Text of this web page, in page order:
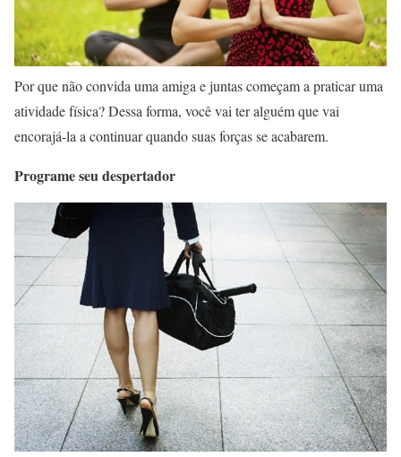
Por que não convida uma amiga e juntas começam a praticar uma
atividade física? Dessa forma, você vai ter alguém que vai
encorajá-la a continuar quando suas forças se acabarem.
Programe seu despertador